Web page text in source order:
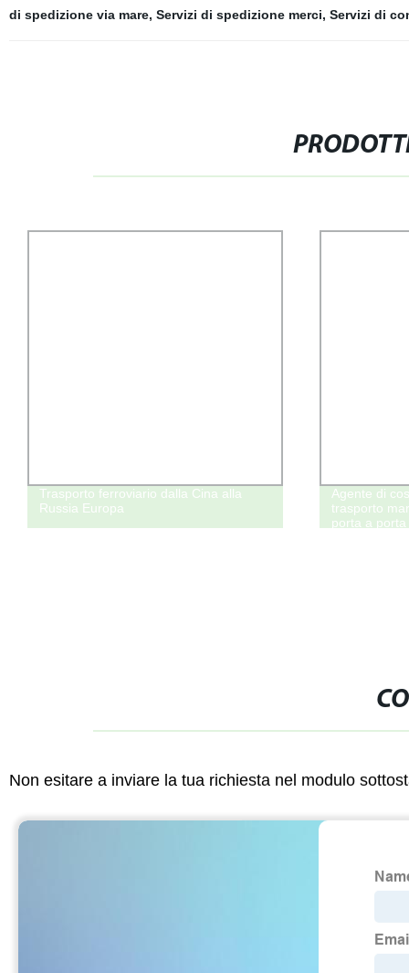
di spedizione via mare, Servizi di spedizione merci, Servizi di
Trasporto ferroviario dalla Cina alla
Russia Europa
Agente di
trasporto
porta a
Non esitare a inviare la tua richiesta nel modulo